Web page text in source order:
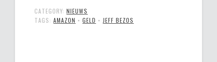
CATEGORY:NIEUWS
TAGS:AMAZON •GELD •JEFF BEZOS